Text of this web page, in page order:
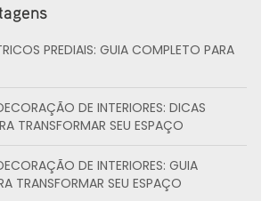
TRANSFORMAR SEU ESPAÇO
TRANSFORMAR SEU ESPAÇO